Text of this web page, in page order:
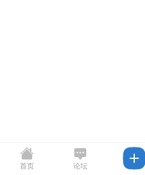
首页 论坛